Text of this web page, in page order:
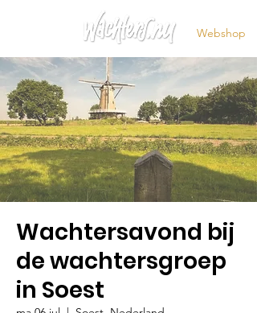
Webshop
Wachtersavond bij
de wachtersgroep
in Soest